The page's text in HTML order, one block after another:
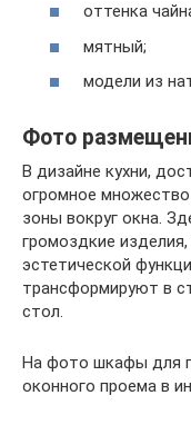
оттенка
мятный;
модели из
Фото
В дизайне кухни,
огромное
зоны вокруг окна.
громоздкие
эстетической
трансформируют в
стол.
На фото шкафы для
оконного проема в